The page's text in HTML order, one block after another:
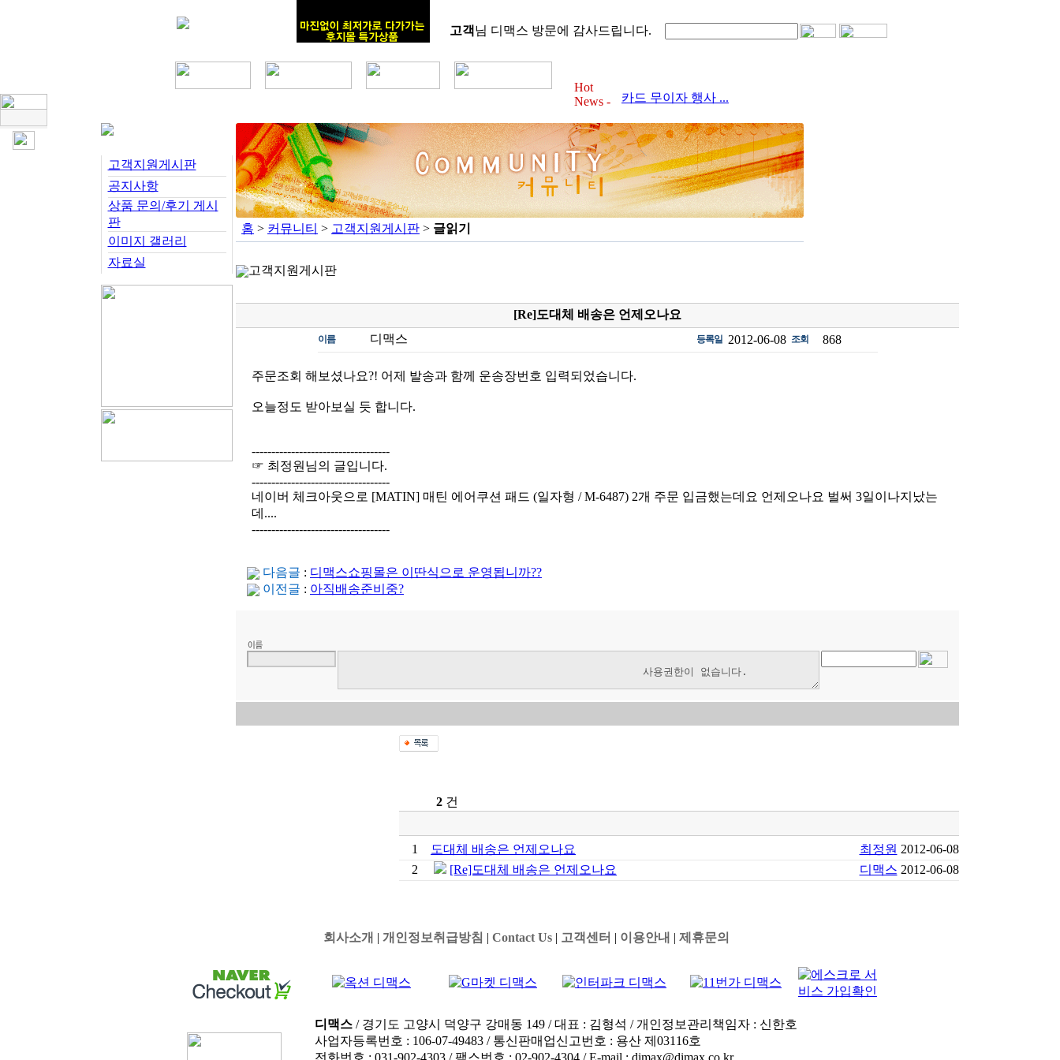
고객님 디맥스 방문에 감사드립니다.
Hot
News -
카드 무이자 행사 ...
카드 무이자 행사 ...
2012년 3월 후지몰 고객님들을 위한
카드 무이자 행사 ...
2012년 2월 후지몰 고객님들을 위한
카드 무이자 행사 ...
2012년 1월 후지몰 고객님들을 위한
고객지원게시판
공지사항
상품 문의/후기 게시
판
이미지 갤러리
자료실
홈 > 커뮤니티 > 고객지원게시판 > 글읽기
고객지원게시판
[Re]도대체 배송은 언제오나요
이름 디맥스 등록일 2012-06-08 조회 868
주문조회 해보셨나요?! 어제 발송과 함께 운송장번호 입력되었습니다.
오늘정도 받아보실 듯 합니다.
-----------------------------------
☞ 최정원님의 글입니다.
-----------------------------------
네이버 체크아웃으로 [MATIN] 매틴 에어쿠션 패드 (일자형 / M-6487) 2개 주문 입금했는데요 언제오나요 벌써 3일이나지났는
데....
-----------------------------------
다음글 : 디맥스쇼핑몰은 이딴식으로 운영됩니까??
이전글 : 아직배송준비중?
2 건
1 도대체 배송은 언제오나요 최정원 2012-06-08
2
[Re]도대체 배송은 언제오나요 디맥스 2012-06-08
회사소개 | 개인정보취급방침 | Contact Us| 고객센터 | 이용안내 | 제휴문의
디맥스 / 경기도 고양시 덕양구 강매동 149 / 대표 : 김형석 / 개인정보관리책임자 : 신한호
사업자등록번호 : 106-07-49483 / 통신판매업신고번호 : 용산 제03116호
전화번호 : 031-902-4303 / 팩스번호 : 02-902-4304 / E-mail : dimax@dimax.co.kr